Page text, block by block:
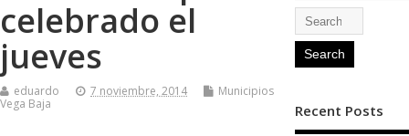
celebrado el
jueves
eduardo 7 noviembre, 2014
Municipios
Vega Baja
Recent Posts